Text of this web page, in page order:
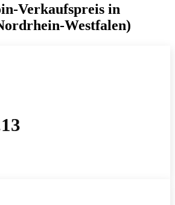
Verkaufspreis in
Westfalen)